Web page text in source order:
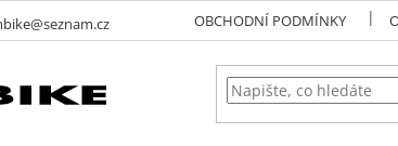
OBCHODNÍ PODMÍNKY